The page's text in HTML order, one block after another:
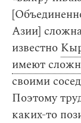
Азии]
известно
имеют
своими
Поэтому
каких-то